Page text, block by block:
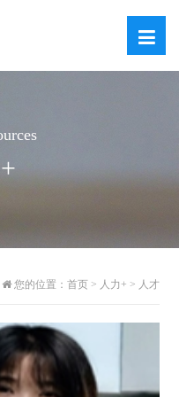
您的位置： 首页> 人力+ > 人才